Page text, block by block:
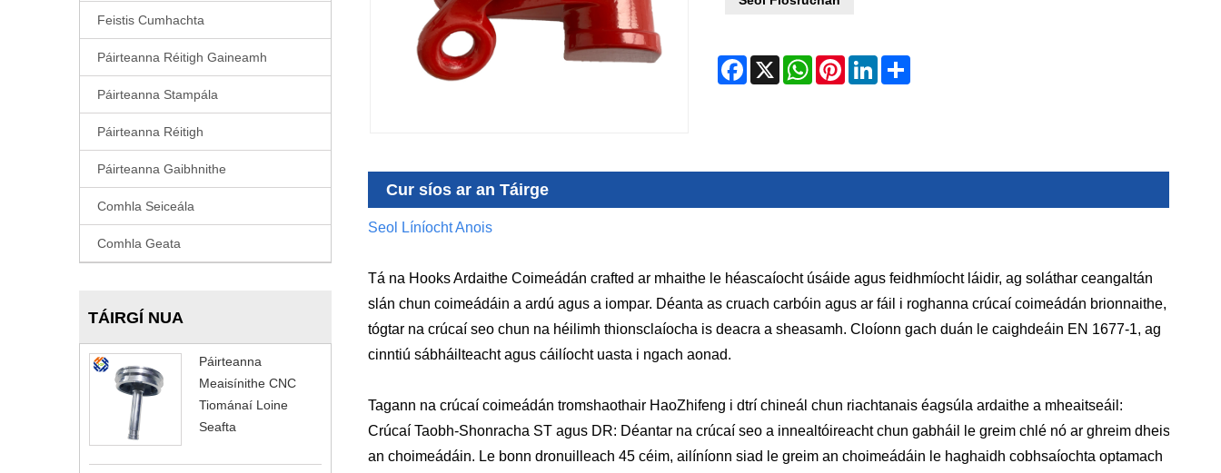
Feistis Cumhachta
Páirteanna Réitigh Gaineamh
Páirteanna Stampála
Páirteanna Réitigh
Páirteanna Gaibhnithe
Comhla Seiceála
Comhla Geata
TÁIRGÍ NUA
Páirteanna
Meaisínithe CNC
Tiománaí Loine
Seafta
Facebook
X WhatsAppPinterestLinkedIn
Cur síos ar an Táirge
Seol Líníocht Anois
Tá na Hooks Ardaithe Coimeádán crafted ar mhaithe le héascaíocht úsáide agus feidhmíocht láidir, ag soláthar ceangaltán
slán chun coimeádáin a ardú agus a iompar. Déanta as cruach carbóin agus ar fáil i roghanna crúcaí coimeádán brionnaithe,
tógtar na crúcaí seo chun na héilimh thionsclaíocha is deacra a sheasamh. Cloíonn gach duán le caighdeáin EN 1677-1, ag
cinntiú sábháilteacht agus cáilíocht uasta i ngach aonad.
Tagann na crúcaí coimeádán tromshaothair HaoZhifeng i dtrí chineál chun riachtanais éagsúla ardaithe a mheaitseáil:
Crúcaí Taobh-Shonracha ST agus DR: Déantar na crúcaí seo a innealtóireacht chun gabháil le greim chlé nó ar ghreim dheis
an choimeádáin. Le bonn dronuilleach 45 céim, ailíníonn siad le greim an choimeádáin le haghaidh cobhsaíochta optamach